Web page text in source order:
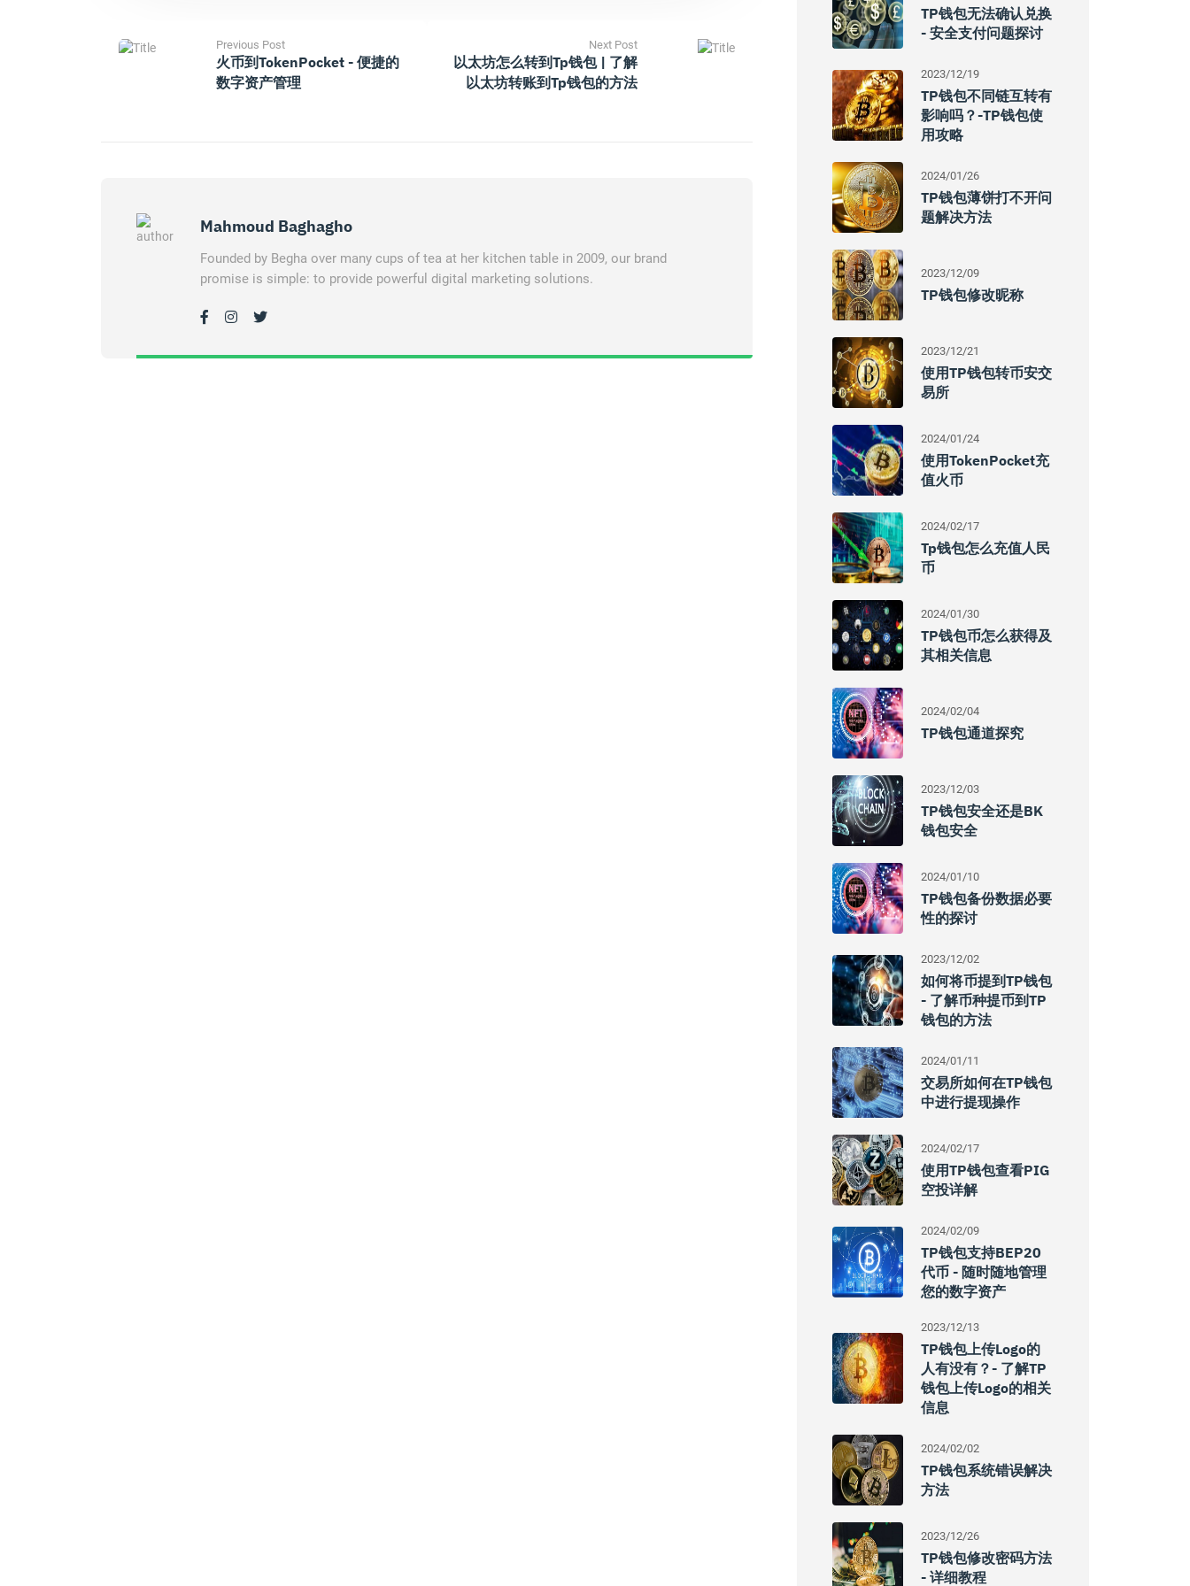
Previous Post
火币到TokenPocket - 便捷的
数字资产管理
Next Post
以太坊怎么转到tp钱包 | 了解
以太坊转账到tp钱包的方法
Mahmoud Baghagho
Founded by Begha over many cups of tea at her kitchen table in 2009, our brand
promise is simple: to provide powerful digital marketing solutions.
TP钱包无法确认兑换
- 安全支付问题探讨
2023/12/19
TP钱包不同链互转有
影响吗？-TP钱包使
用攻略
2024/01/26
TP钱包薄饼打不开问
题解决方法
2023/12/09
TP钱包修改昵称
2023/12/21
使用TP钱包转币安交
易所
2024/01/24
使用TokenPocket充
值火币
2024/02/17
Tp钱包怎么充值人民
币
2024/01/30
TP钱包币怎么获得及
其相关信息
2024/02/04
TP钱包通道探究
2023/12/03
TP钱包安全还是BK
钱包安全
2024/01/10
TP钱包备份数据必要
性的探讨
2023/12/02
如何将币提到TP钱包
- 了解币种提币到TP
钱包的方法
2024/01/11
交易所如何在TP钱包
中进行提现操作
2024/02/17
使用TP钱包查看PIG
空投详解
2024/02/09
TP钱包支持BEP20
代币 - 随时随地管理
您的数字资产
2023/12/13
TP钱包上传Logo的
人有没有？- 了解TP
钱包上传Logo的相关
信息
2024/02/02
TP钱包系统错误解决
方法
2023/12/26
TP钱包修改密码方法
- 详细教程